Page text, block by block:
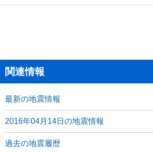
関連情報
最新の地震情報
2016年04月14日の地震情報
過去の地震履歴